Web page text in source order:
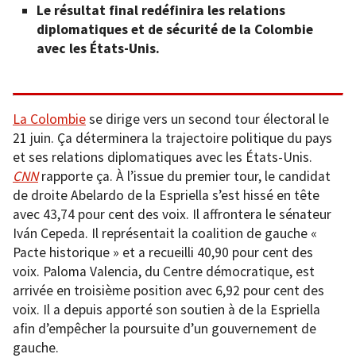
Le résultat final redéfinira les relations
diplomatiques et de sécurité de la Colombie
avec les États-Unis.
La Colombiese dirige vers un second tour électoral le
21 juin. Ça déterminera la trajectoire politique du pays
et ses relations diplomatiques avec les États-Unis.
CNNrapporte ça. À l’issue du premier tour, le candidat
de droite Abelardo de la Espriella s’est hissé en tête
avec 43,74 pour cent des voix. Il affrontera le sénateur
Iván Cepeda. Il représentait la coalition de gauche «
Pacte historique » et a recueilli 40,90 pour cent des
voix. Paloma Valencia, du Centre démocratique, est
arrivée en troisième position avec 6,92 pour cent des
voix. Il a depuis apporté son soutien à de la Espriella
afin d’empêcher la poursuite d’un gouvernement de
gauche.